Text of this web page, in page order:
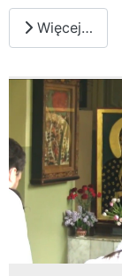
Więcej…